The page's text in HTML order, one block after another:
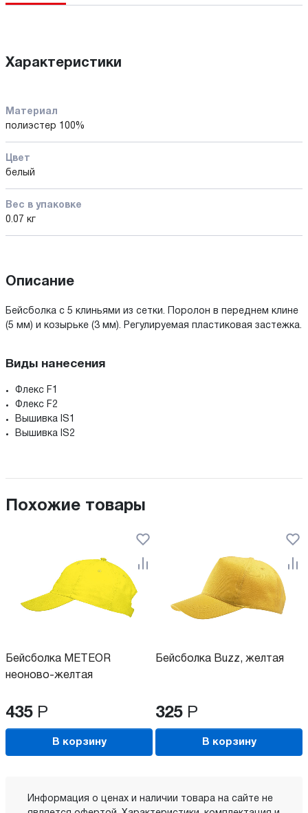
Характеристики
Материал
полиэстер 100%
Цвет
белый
Вес в упаковке
0.07 кг
Описание
Бейсболка с 5 клиньями из сетки. Поролон в переднем клине
(5 мм) и козырьке (3 мм). Регулируемая пластиковая застежка.
Виды нанесения
Флекс F1
Флекс F2
Вышивка IS1
Вышивка IS2
Похожие товары
Бейсболка METEOR
неоново-желтая
435 Р
В корзину
Бейсболка Buzz, желтая
325 Р
В корзину
Информация о ценах и наличии товара на сайте не